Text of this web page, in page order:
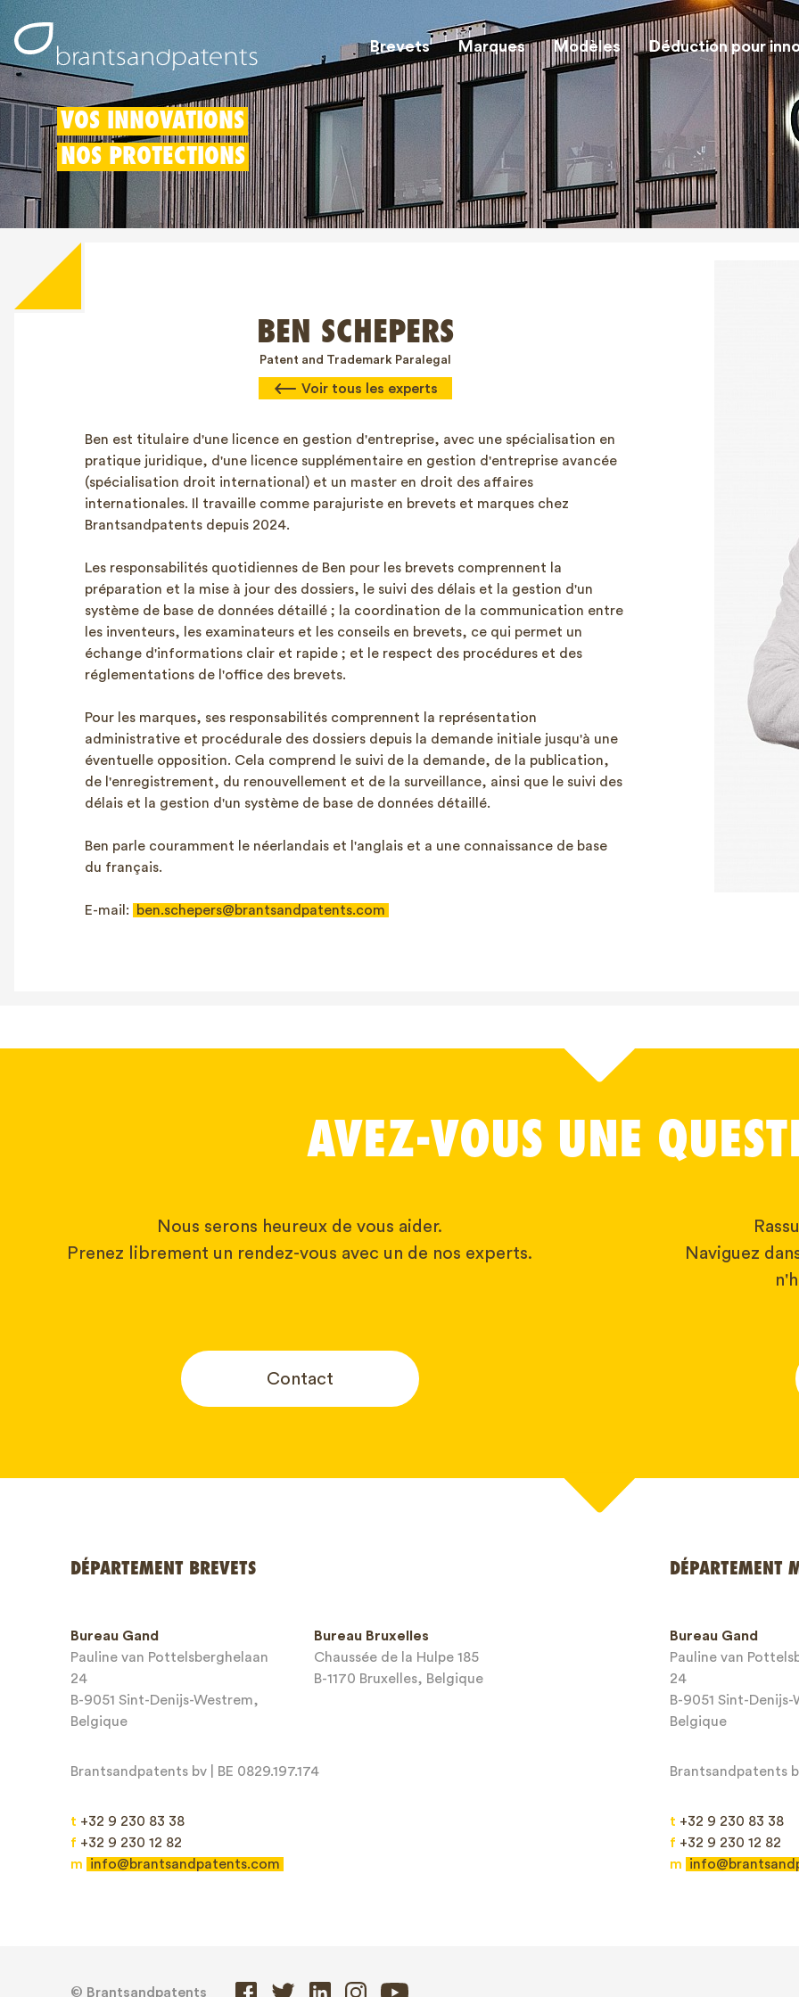
Brevets Marques Modèles Déduction pour
VOS INNOVATIONS
NOS PROTECTIONS
BEN SCHEPERS
Patent and Trademark Paralegal
Voir tous les experts
Ben est titulaire d'une licence en gestion d'entreprise, avec une spécialisation en
pratique juridique, d'une licence supplémentaire en gestion d'entreprise avancée
(spécialisation droit international) et un master en droit des affaires
internationales. Il travaille comme parajuriste en brevets et marques chez
Brantsandpatents depuis 2024.
Les responsabilités quotidiennes de Ben pour les brevets comprennent la
préparation et la mise à jour des dossiers, le suivi des délais et la gestion d'un
système de base de données détaillé ; la coordination de la communication entre
les inventeurs, les examinateurs et les conseils en brevets, ce qui permet un
échange d'informations clair et rapide ; et le respect des procédures et des
réglementations de l'office des brevets.
Pour les marques, ses responsabilités comprennent la représentation
administrative et procédurale des dossiers depuis la demande initiale jusqu'à une
éventuelle opposition. Cela comprend le suivi de la demande, de la publication,
de l'enregistrement, du renouvellement et de la surveillance, ainsi que le suivi des
délais et la gestion d'un système de base de données détaillé.
Ben parle couramment le néerlandais et l'anglais et a une connaissance de base
du français.
E-mail: ben.schepers@brantsandpatents.com
AVEZ-VOUS UNE
Nous serons heureux de vous aider.
Prenez librement un rendez-vous avec un de nos experts.
Contact
Naviguez
téléphone*
Adresse email*
DÉPARTEMENT BREVETS
Bureau Gand
Pauline van Pottelsberghelaan
24
B-9051 Sint-Denijs-Westrem,
Belgique
Bureau Bruxelles
Chaussée de la Hulpe 185
B-1170 Bruxelles, Belgique
Brantsandpatents bv | BE 0829.197.174
t +32 9 230 83 38
f +32 9 230 12 82
m
info@brantsandpatents.com
DÉPARTEMENT
Bureau Gand
Pauline van
24
B-9051 Sint-
Belgique
Brantsandpatents
t +32 9 230 83 38
f +32 9 230 12 82
m
© Brantsandpatents